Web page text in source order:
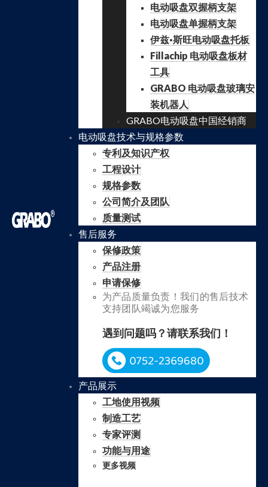
电动吸盘双握柄支架
电动吸盘单握柄支架
伊兹·斯旺电动吸盘托板
Fillachip 电动吸盘板材
工具
GRABO 电动吸盘玻璃安
装机器人
GRABO电动吸盘中国经销商
电动吸盘技术与规格参数
专利及知识产权
工程设计
规格参数
公司简介及团队
质量测试
售后服务
保修政策
产品注册
申请保修
为产品质量负责！我们的售后技术
支持团队竭诚为您服务
遇到问题吗？请联系我们！
产品展示
工地使用视频
制造工艺
专家评测
功能与用途
更多视频